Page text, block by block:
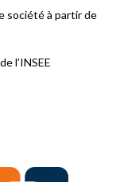
société à partir de
l’INSEE